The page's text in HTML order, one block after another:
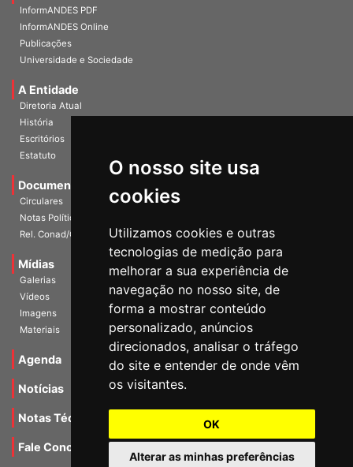
O nosso site usa
cookies
Utilizamos cookies e outras
tecnologias de medição para
melhorar a sua experiência de
navegação no nosso site, de
forma a mostrar conteúdo
personalizado, anúncios
direcionados, analisar o tráfego
do site e entender de onde vêm
os visitantes.
OK
Alterar as minhas preferências
InformANDES PDF
InformANDES Online
Publicações
Universidade e Sociedade
A Entidade
Diretoria Atual
História
Escritórios
Estatuto
Documentos
Circulares
Notas Políticas
Rel. Conad/Congresso
Mídias
Galerias
Vídeos
Imagens
Materiais
Agenda
Notícias
Notas Técnicas
Fale Conocsco